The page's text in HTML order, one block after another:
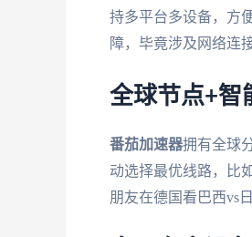
持多平台多设备，方
障，毕竟涉及网络连
全球节点+智
番茄加速器拥有全球
动选择最优线路，比
朋友在德国看巴西vs